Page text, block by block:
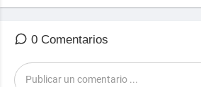
a variedad de corales abunda la
detalles asombrosos.
0 Comentarios